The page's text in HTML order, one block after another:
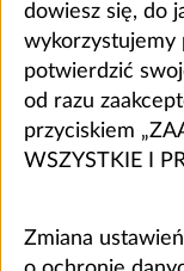
dowiesz się, do
wykorzystujemy
potwierdzić
od razu
przyciskiem
WSZYSTKIE I
Zmiana